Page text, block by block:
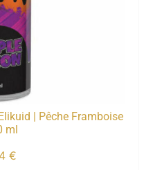
| Pêche Framboise
ml
€